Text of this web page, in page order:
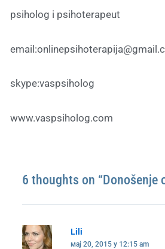
psiholog i psihoterapeut
skype:vaspsiholog
www.vaspsiholog.com
6 thoughts on “Donošenje
Lili
мај 20, 2015 у 12:15 am